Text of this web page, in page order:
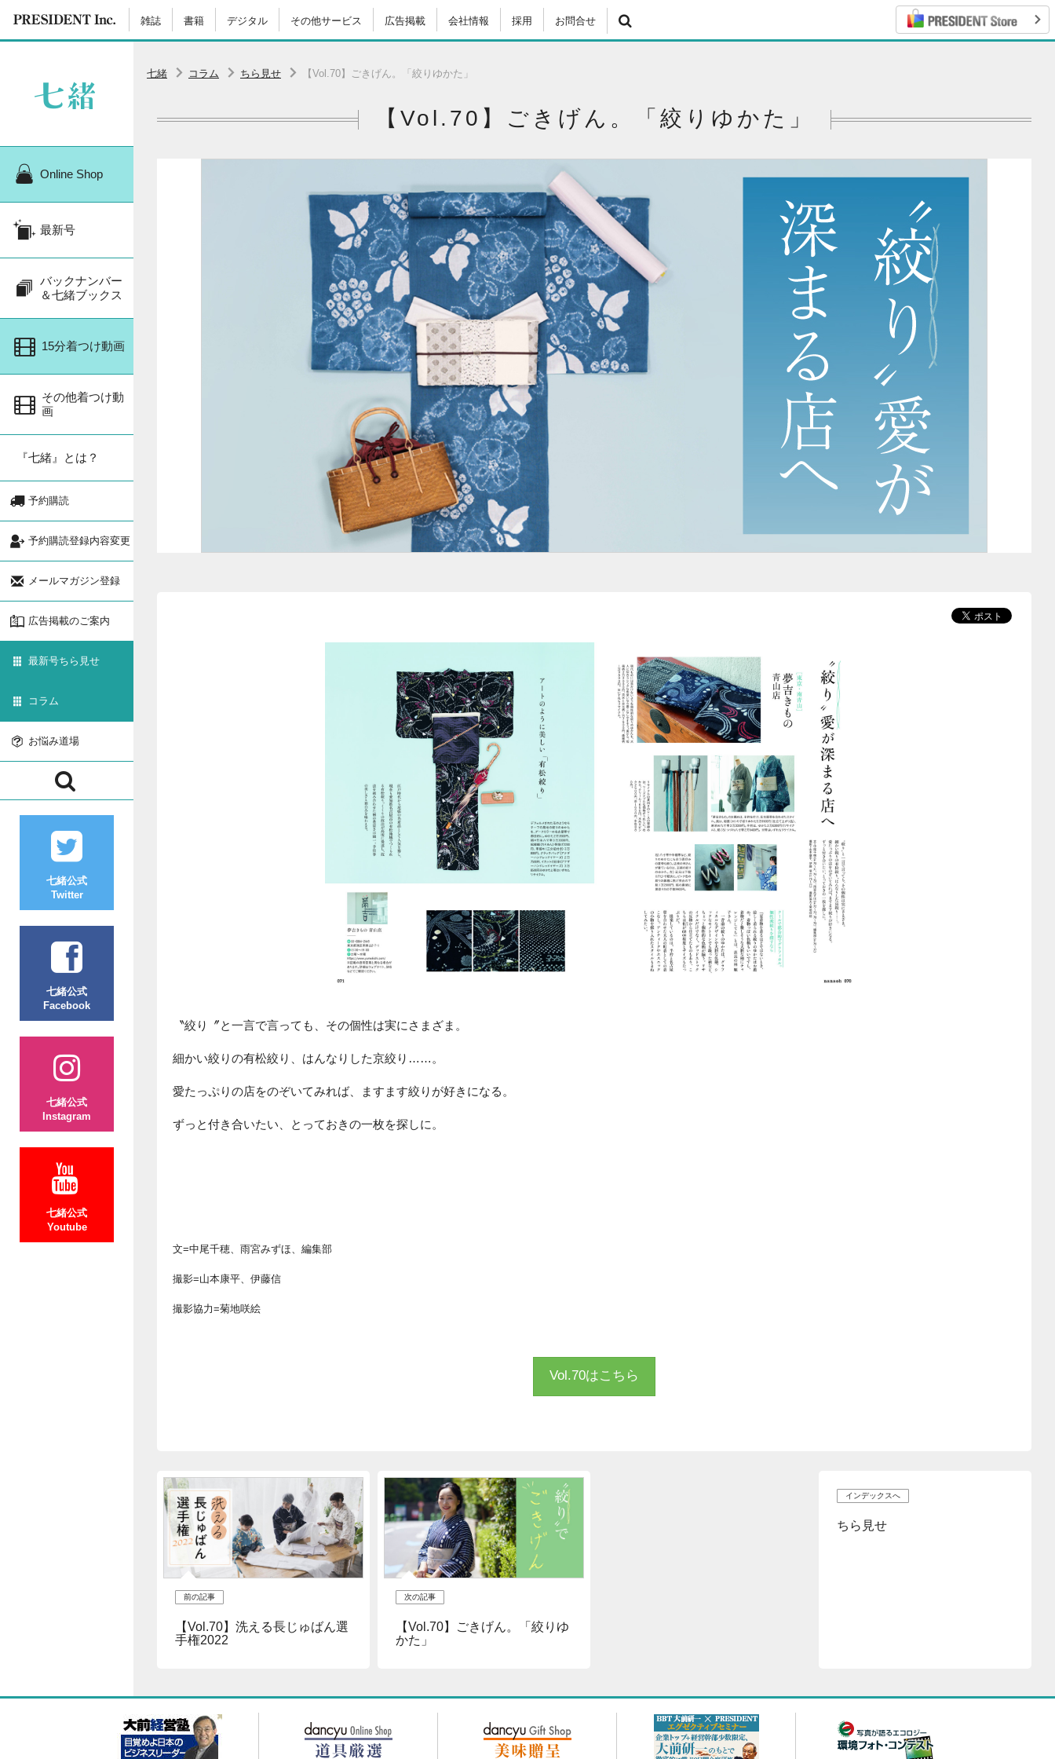
雑誌 書籍 デジタル その他サービス 広告掲載 会社情報 採用 お問合せ
Online Shop
最新号
バックナンバー
＆七緒ブックス
15分着つけ動画
その他着つけ動
画
『七緒』とは？
予約購読
予約購読登録内容変更
メールマガジン登録
広告掲載のご案内
最新号ちら見せ
コラム
お悩み道場
七緒公式
Twitter
七緒公式
Facebook
七緒公式
Instagram
七緒公式
Youtube
七緒 コラム ちら見せ 【Vol.70】ごきげん。「絞りゆかた」
【Vol.70】ごきげん。「絞りゆかた」
〝絞り〞と一言で言っても、その個性は実にさまざま。
細かい絞りの有松絞り、はんなりした京絞り……。
愛たっぷりの店をのぞいてみれば、ますます絞りが好きになる。
ずっと付き合いたい、とっておきの一枚を探しに。
文=中尾千穂、雨宮みずほ、編集部
撮影=山本康平、伊藤信
撮影協力=菊地咲絵
Vol.70はこちら
前の記事
【Vol.70】洗える長じゅばん選
手権2022
次の記事
【Vol.70】ごきげん。「絞りゆ
かた」
インデックスへ
ちら見せ